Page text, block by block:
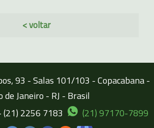
< voltar
93 - Salas 101/103 - Copacabana -
de Janeiro - RJ - Brasil
2256 7183
(21) 97170-7899